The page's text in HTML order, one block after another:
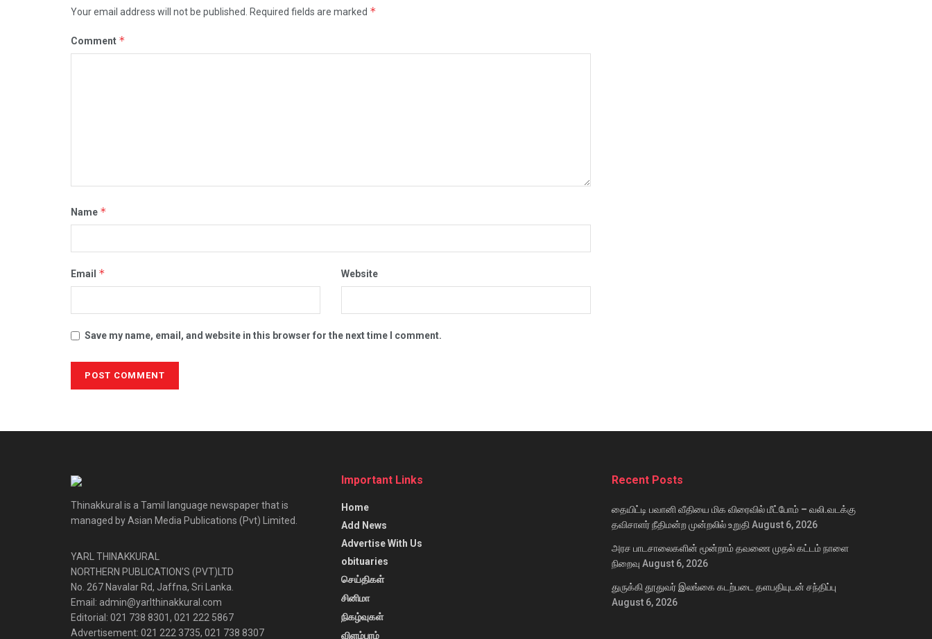
Your email address will not be published. Required fields are marked *
Comment *
Name *
Email * Website
Save my name, email, and website in this browser for the next time I comment.
Thinakkural is a Tamil language newspaper that is
managed by Asian Media Publications (Pvt) Limited.
YARL THINAKKURAL
NORTHERN PUBLICATION’S (PVT)LTD
No. 267 Navalar Rd, Jaffna, Sri Lanka.
Email: admin@yarlthinakkural.com
Editorial: 021 738 8301, 021 222 5867
Advertisement: 021 222 3735, 021 738 8307
Important Links
Home
Add News
Advertise With Us
obituaries
செய்திகள்
சினிமா
நிகழ்வுகள்
விளம்பரம்
Recent Posts
தையிட்டி பவானி வீதியை மிக விரைவில் மீட்போம் – வலி.வடக்கு
தவிசாளர் நீதிமன்ற முன்றலில் உறுதி August 6, 2026
அரச பாடசாலைகளின் மூன்றாம் தவணை முதல் கட்டம் நாளை
நிறைவு August 6, 2026
துருக்கி தூதுவர் இலங்கை கடற்படை தளபதியுடன் சந்திப்பு
August 6, 2026